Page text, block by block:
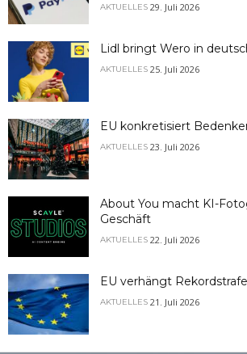
AKTUELLES 29. Juli 2026
Lidl bringt Wero in
AKTUELLES 25. Juli 2026
EU konkretisiert
AKTUELLES 23. Juli 2026
About You macht KI-
Geschäft
AKTUELLES 22. Juli 2026
EU verhängt
AKTUELLES 21. Juli 2026